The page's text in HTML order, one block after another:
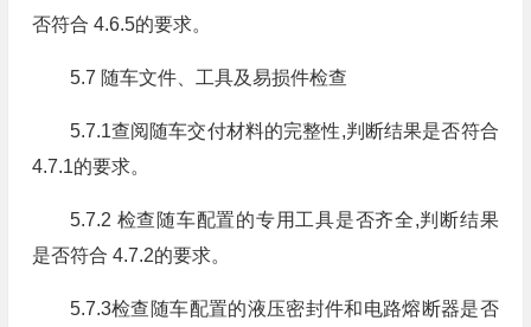
否符合 4.6.5的要求。
5.7 随车文件、工具及易损件检查
5.7.1查阅随车交付材料的完整性,判断结果是否符合
4.7.1的要求。
5.7.2 检查随车配置的专用工具是否齐全,判断结果
是否符合 4.7.2的要求。
5.7.3检查随车配置的液压密封件和电路熔断器是否